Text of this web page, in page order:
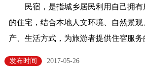
政务公开
市领导 机构职能
民宿，是指城乡居民利用自己拥有
的住宅，结合本地人文环境、自然景
产、生活方式，为旅游者提供住宿服务
发布时间
2017-05-26